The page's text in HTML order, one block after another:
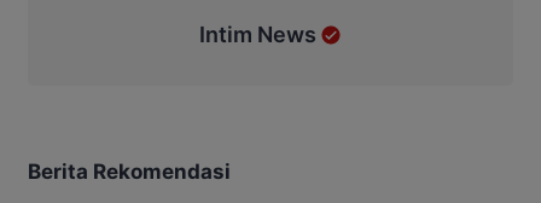
Intim News
Berita Rekomendasi